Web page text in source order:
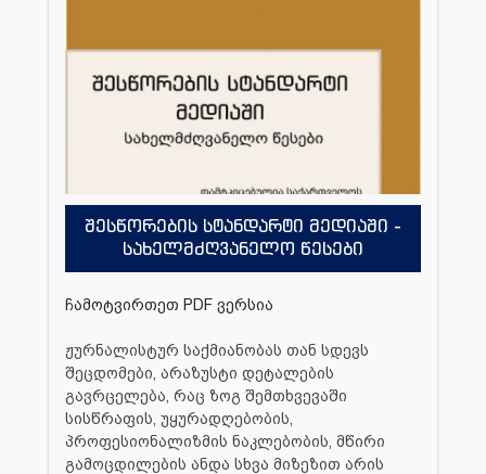
შესწორების სტანდარტი მედიაში -
სახელმძღვანელო წესები
ჩამოტვირთეთ PDF ვერსია
ჟურნალისტურ საქმიანობას თან სდევს
შეცდომები, არაზუსტი დეტალების
გავრცელება, რაც ზოგ შემთხვევაში
სისწრაფის, უყურადღებობის,
პროფესიონალიზმის ნაკლებობის, მწირი
გამოცდილების ანდა სხვა მიზეზით არის